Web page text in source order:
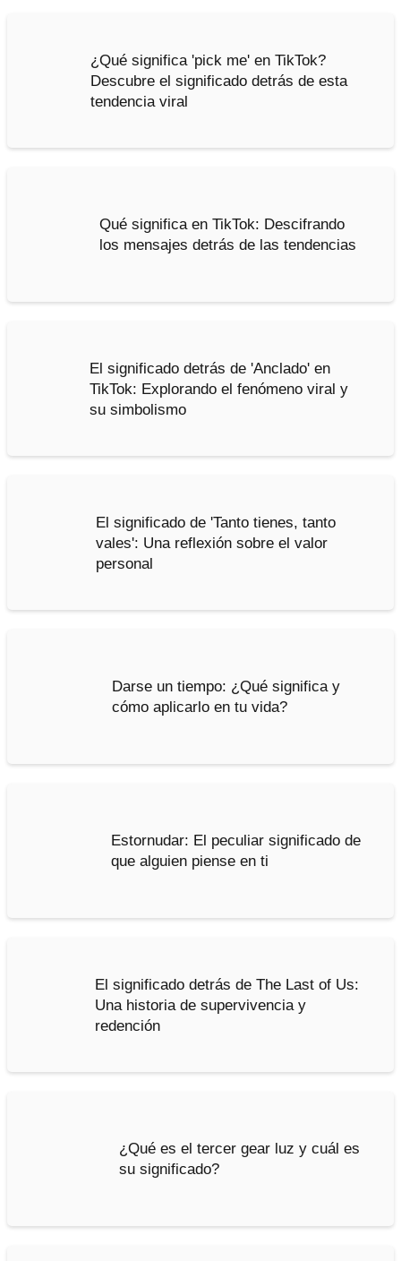
¿Qué significa 'pick me' en TikTok?
Descubre el significado detrás de esta
tendencia viral
Qué significa en TikTok: Descifrando
los mensajes detrás de las tendencias
El significado detrás de 'Anclado' en
TikTok: Explorando el fenómeno viral y
su simbolismo
El significado de 'Tanto tienes, tanto
vales': Una reflexión sobre el valor
personal
Darse un tiempo: ¿Qué significa y
cómo aplicarlo en tu vida?
Estornudar: El peculiar significado de
que alguien piense en ti
El significado detrás de The Last of Us:
Una historia de supervivencia y
redención
¿Qué es el tercer gear luz y cuál es
su significado?